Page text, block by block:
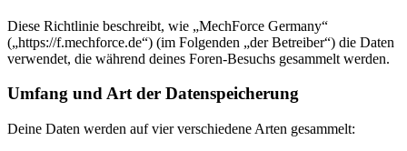
Diese Richtlinie beschreibt, wie „MechForce Germany“
(„https://f.mechforce.de“) (im Folgenden „der Betreiber“) die Daten
verwendet, die während deines Foren-Besuchs gesammelt werden.
Umfang und Art der Datenspeicherung
Deine Daten werden auf vier verschiedene Arten gesammelt: